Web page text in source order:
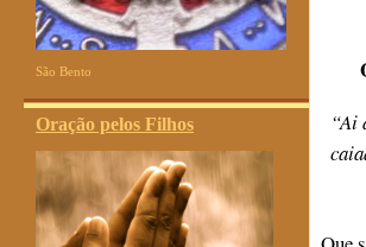
São Bento
Oração pelos Filhos
“Ai